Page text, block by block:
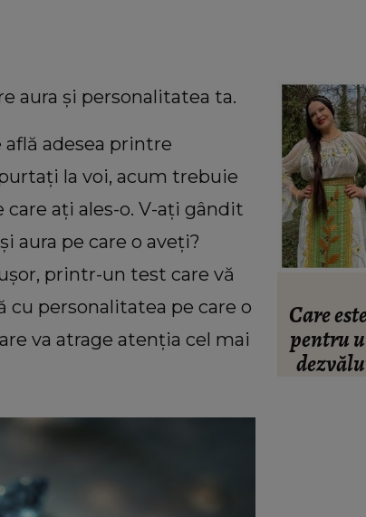
aura și personalitatea ta.
află adesea printre
la voi, acum trebuie
ați ales-o. V-ați gândit
aura pe care o aveți?
printr-un test care vă
cu personalitatea pe care o
va atrage atenția cel mai
care te reprezintă în funcție de
Ce ți se potrivește dacă
Care
pentru